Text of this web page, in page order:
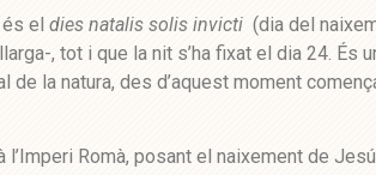
el dies natalis solis invicti (dia del
, tot i que la nit s’ha fixat el dia 24. És
la natura, des d’aquest moment
Romà, posant el naixement de